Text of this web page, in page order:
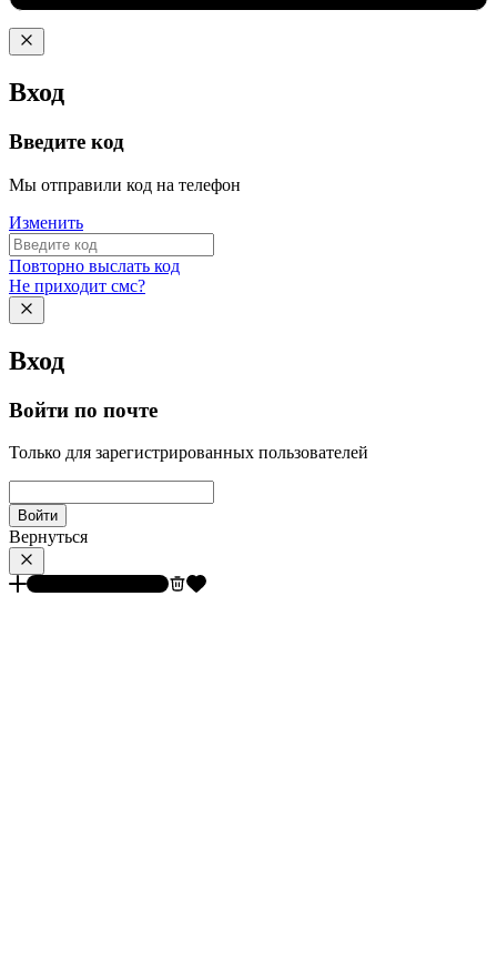
Вход
Введите код
Мы отправили код на телефон
Изменить
Повторно выслать код
Не приходит смс?
Вход
Войти по почте
Только для зарегистрированных пользователей
Войти
Вернуться